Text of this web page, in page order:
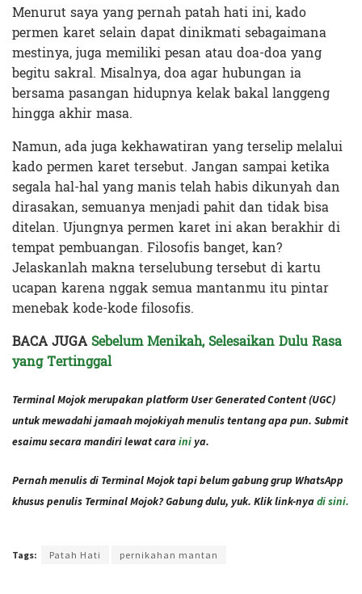
Menurut saya yang pernah patah hati ini, kado
permen karet selain dapat dinikmati sebagaimana
mestinya, juga memiliki pesan atau doa-doa yang
begitu sakral. Misalnya, doa agar hubungan ia
bersama pasangan hidupnya kelak bakal langgeng
hingga akhir masa.
Namun, ada juga kekhawatiran yang terselip melalui
kado permen karet tersebut. Jangan sampai ketika
segala hal-hal yang manis telah habis dikunyah dan
dirasakan, semuanya menjadi pahit dan tidak bisa
ditelan. Ujungnya permen karet ini akan berakhir di
tempat pembuangan. Filosofis banget, kan?
Jelaskanlah makna terselubung tersebut di kartu
ucapan karena nggak semua mantanmu itu pintar
menebak kode-kode filosofis.
BACA JUGA Sebelum Menikah, Selesaikan Dulu Rasa
yang Tertinggal
Terminal Mojok merupakan platform User Generated Content (UGC)
untuk mewadahi jamaah mojokiyah menulis tentang apa pun. Submit
esaimu secara mandiri lewat caraini ya.
Pernah menulis di Terminal Mojok tapi belum gabung grup WhatsApp
khusus penulis Terminal Mojok? Gabung dulu, yuk. Klik link-nyadi sini.
Tags: Patah Hati pernikahan mantan